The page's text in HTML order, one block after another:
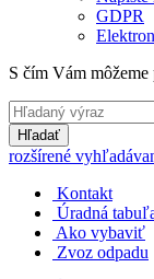
GDPR
S čím Vám
Hľadať
rozšírené
Kontakt
Úradná
Ako vybaviť
Zvoz odpadu